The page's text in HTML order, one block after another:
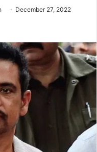
December 27, 2022